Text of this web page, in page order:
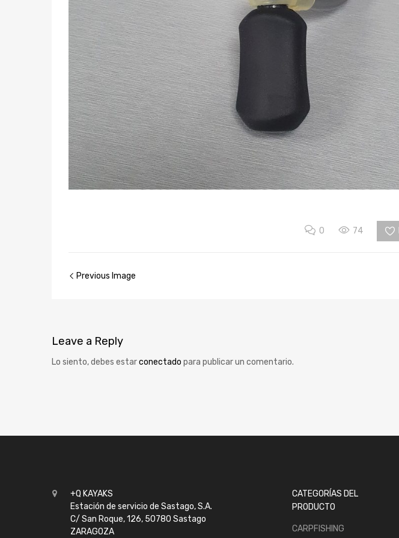
0 74
Previous Image
Leave a Reply
Lo siento, debes estarconectado para publicar un comentario.
+Q KAYAKS
Estación de servicio de Sastago, S.A.
C/ San Roque, 126, 50780 Sastago
ZARAGOZA
CATEGORÍAS DEL
PRODUCTO
CARPFISHING